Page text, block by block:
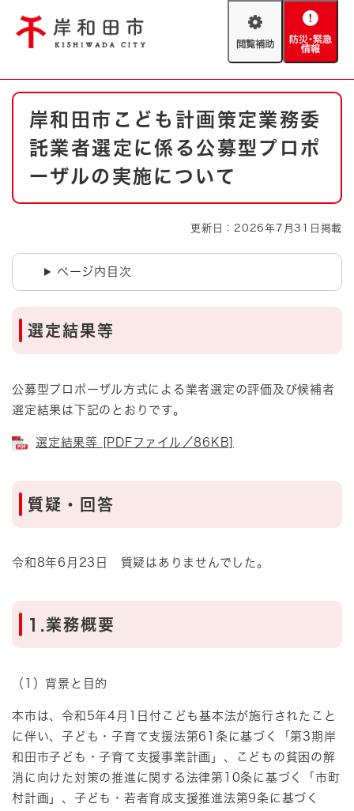
閲
助
防
緊
情
報
やさしい日本語
文字サイズ 拡大
防災・緊急情報 救急・消防
ハザードマップ AED設置箇所
本
岸和田市こども計画策定業務委
託業者選定に係る公募型プロポ
ーザルの実施について
更新日：2026年7月31日掲載
ページ内目次
選定結果等
公募型プロポーザル方式による業者選定の評価及び候補者
選定結果は下記のとおりです。
選定結果等 [PDFファイル／86KB]
質疑・回答
令和8年6月23日 質疑はありませんでした。
1.業務概要
（1）背景と目的
本市は、令和5年4月1日付こども基本法が施行されたこと
に伴い、子ども・子育て支援法第61条に基づく「第3期岸
和田市子ども・子育て支援事業計画」、こどもの貧困の解
消に向けた対策の推進に関する法律第10条に基づく「市町
村計画」、子ども・若者育成支援推進法第9条に基づく